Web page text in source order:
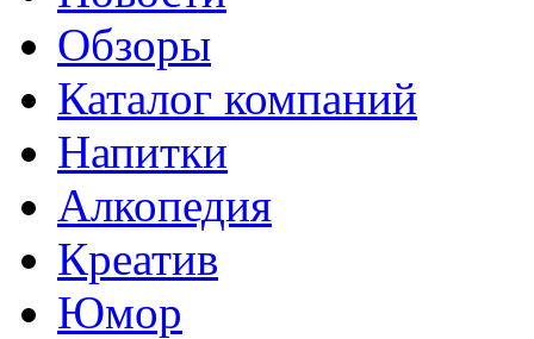
Обзоры
Каталог компаний
Напитки
Алкопедия
Креатив
Юмор